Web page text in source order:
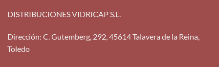
DISTRIBUCIONES VIDRICAP S.L.
Dirección: C. Gutemberg, 292, 45614 Talavera de la Reina,
Toledo